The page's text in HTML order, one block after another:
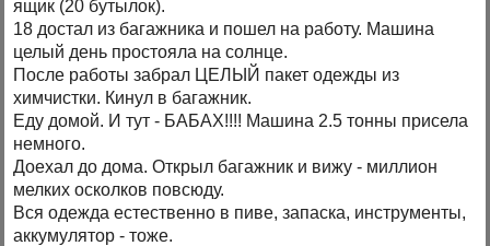
ящик (20 бутылок).
18 достал из багажника и пошел на работу. Машина
целый день простояла на солнце.
После работы забрал ЦЕЛЫЙ пакет одежды из
химчистки. Кинул в багажник.
Еду домой. И тут - БАБАХ!!!! Машина 2.5 тонны присела
немного.
Доехал до дома. Открыл багажник и вижу - миллион
мелких осколков повсюду.
Вся одежда естественно в пиве, запаска, инструменты,
аккумулятор - тоже.